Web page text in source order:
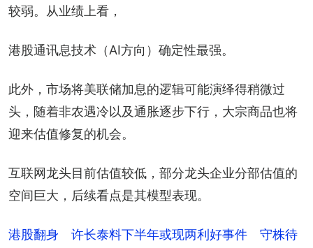
较弱。从业绩上看，
港股通讯息技术（AI方向）确定性最强。
此外，市场将美联储加息的逻辑可能演绎得稍微过
头，随着非农遇冷以及通胀逐步下行，大宗商品也将
迎来估值修复的机会。
互联网龙头目前估值较低，部分龙头企业分部估值的
空间巨大，后续看点是其模型表现。
港股翻身 许长泰料下半年或现两利好事件 守株待